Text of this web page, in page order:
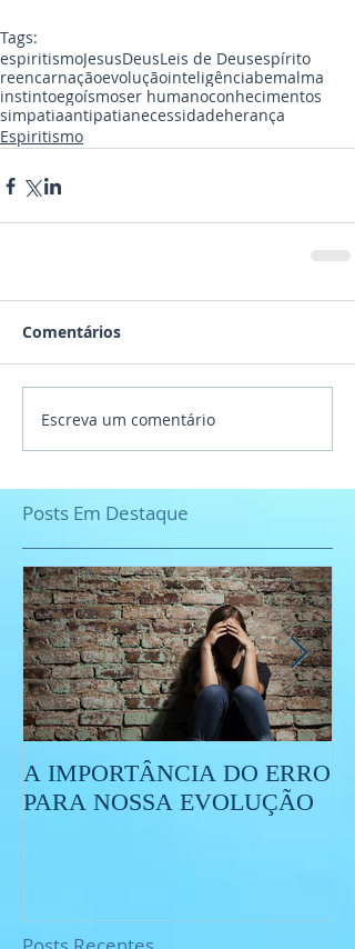
Tags:
espiritismoJesusDeusLeis de Deusespírito
reencarnaçãoevoluçãointeligênciabemalma
instintoegoísmoser humanoconhecimentos
simpatiaantipatianecessidadeherança
Espiritismo
Comentários
Escreva um comentário
Posts Em Destaque
A IMPORTÂNCIA DO ERRO
PARA NOSSA EVOLUÇÃO